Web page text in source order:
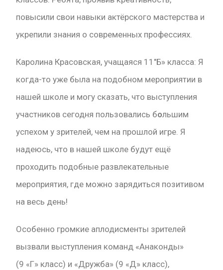
повысили свои навыки актёрского мастерства и
укрепили знания о современных профессиях.
Каролина Красовская, учащаяся 11″Б» класса: Я
когда-то уже была на подобном мероприятии в
нашей школе и могу сказать, что выступления
участников сегодня пользовались большим
успехом у зрителей, чем на прошлой игре. Я
надеюсь, что в нашей школе будут ещё
проходить подобные развлекательные
мероприятия, где можно зарядиться позитивом
на весь день!
Особенно громкие аплодисменты зрителей
вызвали выступления команд «Анаконды»
(9 «Г» класс) и «Дружба» (9 «Д» класс),